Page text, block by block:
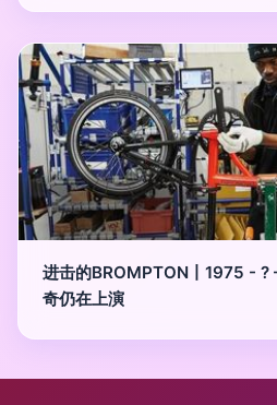
进击的BROMPTON丨1975 -
奇仍在上演